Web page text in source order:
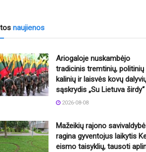
naujienos
Ariogaloje nuskambėjo
tradicinis tremtinių, politinių
kalinių ir laisvės kovų
sąskrydis „Su Lietuva širdy“
2026-08-08
Mažeikių rajono savivaldybė
ragina gyventojus laikytis
eismo taisyklių, tausoti